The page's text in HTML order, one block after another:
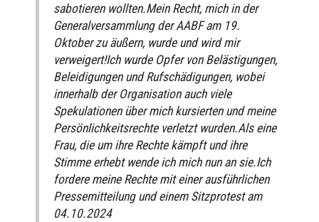
sabotieren wollten.Mein Recht, mich in der
Generalversammlung der AABF am 19.
Oktober zu äußern, wurde und wird mir
verweigert!Ich wurde Opfer von Belästigungen,
Beleidigungen und Rufschädigungen, wobei
innerhalb der Organisation auch viele
Spekulationen über mich kursierten und meine
Persönlichkeitsrechte verletzt wurden.Als eine
Frau, die um ihre Rechte kämpft und ihre
Stimme erhebt wende ich mich nun an sie.Ich
fordere meine Rechte mit einer ausführlichen
Pressemitteilung und einem Sitzprotest am
04.10.2024